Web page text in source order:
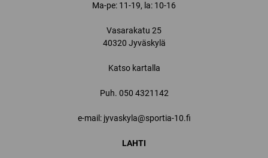
Ma-pe: 11-19, la: 10-16
Vasarakatu 25
40320 Jyväskylä
Katso kartalla
Puh. 050 4321142
e-mail: jyvaskyla@sportia-10.fi
LAHTI